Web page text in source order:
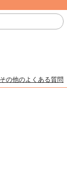
その他のよくある質問